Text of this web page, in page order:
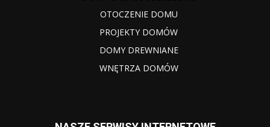
OTOCZENIE DOMU
PROJEKTY DOMÓW
DOMY DREWNIANE
WNĘTRZA DOMÓW